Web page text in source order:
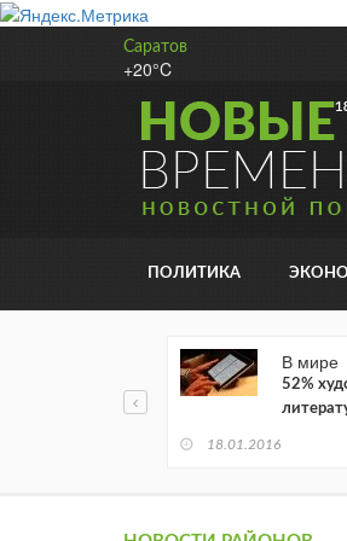
Саратов
+20°C
ПОЛИТИКА
В мире
52%
18.01.2016